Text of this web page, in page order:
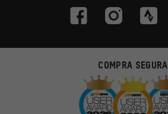
COMPRA SEGURA